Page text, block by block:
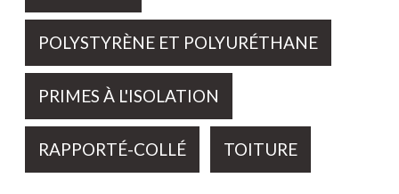
POLYSTYRÈNE ET POLYURÉTHANE
PRIMES À L'ISOLATION
RAPPORTÉ-COLLÉ TOITURE